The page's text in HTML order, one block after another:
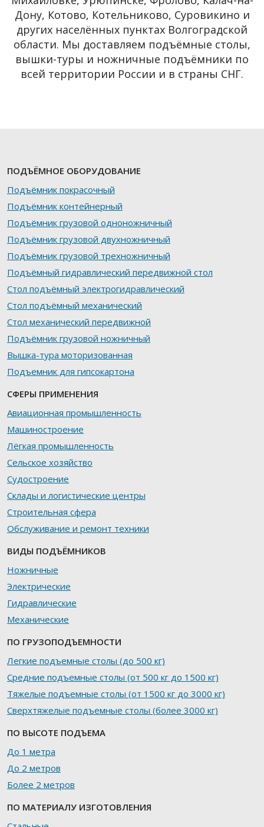
Дону, Котово, Котельниково, Суровикино и
других населённых пунктах Волгоградской
области. Мы доставляем подъёмные столы,
вышки-туры и ножничные подъёмники по
всей территории России и в страны СНГ.
ПОДЪЁМНОЕ ОБОРУДОВАНИЕ
Подъёмник покрасочный
Подъёмник контейнерный
Подъёмник грузовой одноножничный
Подъёмник грузовой двухножничный
Подъёмник грузовой трехножничный
Подъёмный гидравлический передвижной стол
Стол подъёмный электрогидравлический
Стол подъёмный механический
Стол механический передвижной
Подъёмник грузовой ножничный
Вышка-тура моторизованная
Подъемник для гипсокартона
СФЕРЫ ПРИМЕНЕНИЯ
Авиационная промышленность
Машиностроение
Лёгкая промышленность
Сельское хозяйство
Судостроение
Склады и логистические центры
Строительная сфера
Обслуживание и ремонт техники
ВИДЫ ПОДЪЁМНИКОВ
Ножничные
Электрические
Гидравлические
Механические
ПО ГРУЗОПОДЪЕМНОСТИ
Легкие подъемные столы (до 500 кг)
Средние подъемные столы (от 500 кг до 1500 кг)
Тяжелые подъемные столы (от 1500 кг до 3000 кг)
Сверхтяжелые подъемные столы (более 3000 кг)
ПО ВЫСОТЕ ПОДЪЕМА
До 1 метра
До 2 метров
Более 2 метров
ПО МАТЕРИАЛУ ИЗГОТОВЛЕНИЯ